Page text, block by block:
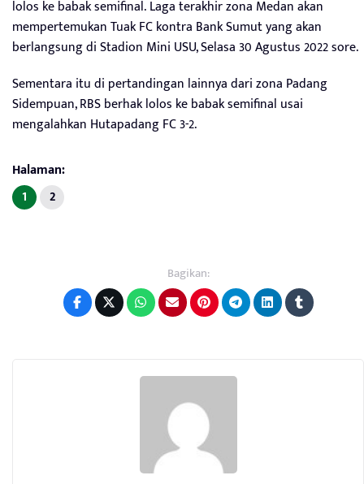
lolos ke babak semifinal. Laga terakhir zona Medan akan
mempertemukan Tuak FC kontra Bank Sumut yang akan
berlangsung di Stadion Mini USU, Selasa 30 Agustus 2022 sore.
Sementara itu di pertandingan lainnya dari zona Padang
Sidempuan, RBS berhak lolos ke babak semifinal usai
mengalahkan Hutapadang FC 3-2.
Halaman:
1 2
Bagikan: